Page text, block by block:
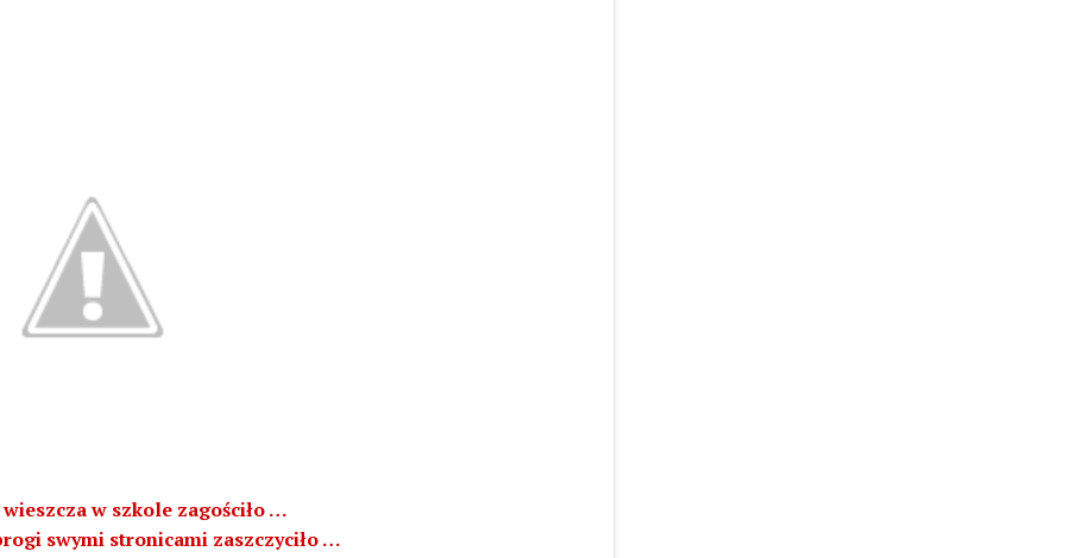
wieszcza w szkole zagościło …
swymi stronicami zaszczyciło …